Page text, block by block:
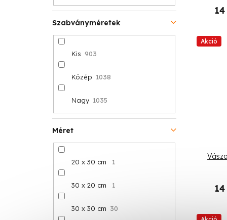
Méret
20 x 30 cm 1
30 x 20 cm 1
30 x 30 cm 30
Szabványméretek
Kis 903
Közép 1038
Nagy 1035
Akció